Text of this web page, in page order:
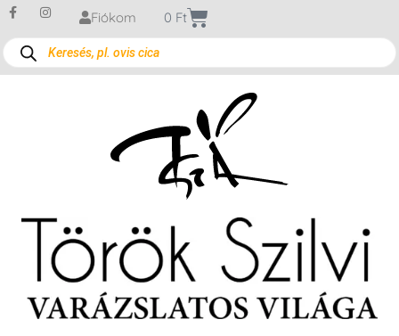
Fiókom 0 Ft